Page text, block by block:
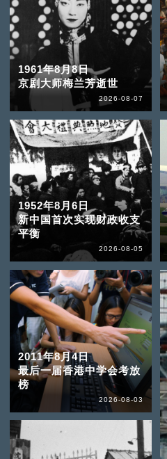
1961年8月8日
京剧大师梅兰芳逝世
2026-08-07
1952年8月6日
新中国首次实现财政收支
平衡
2026-08-05
2011年8月4日
最后一届香港中学会考放
榜
2026-08-03